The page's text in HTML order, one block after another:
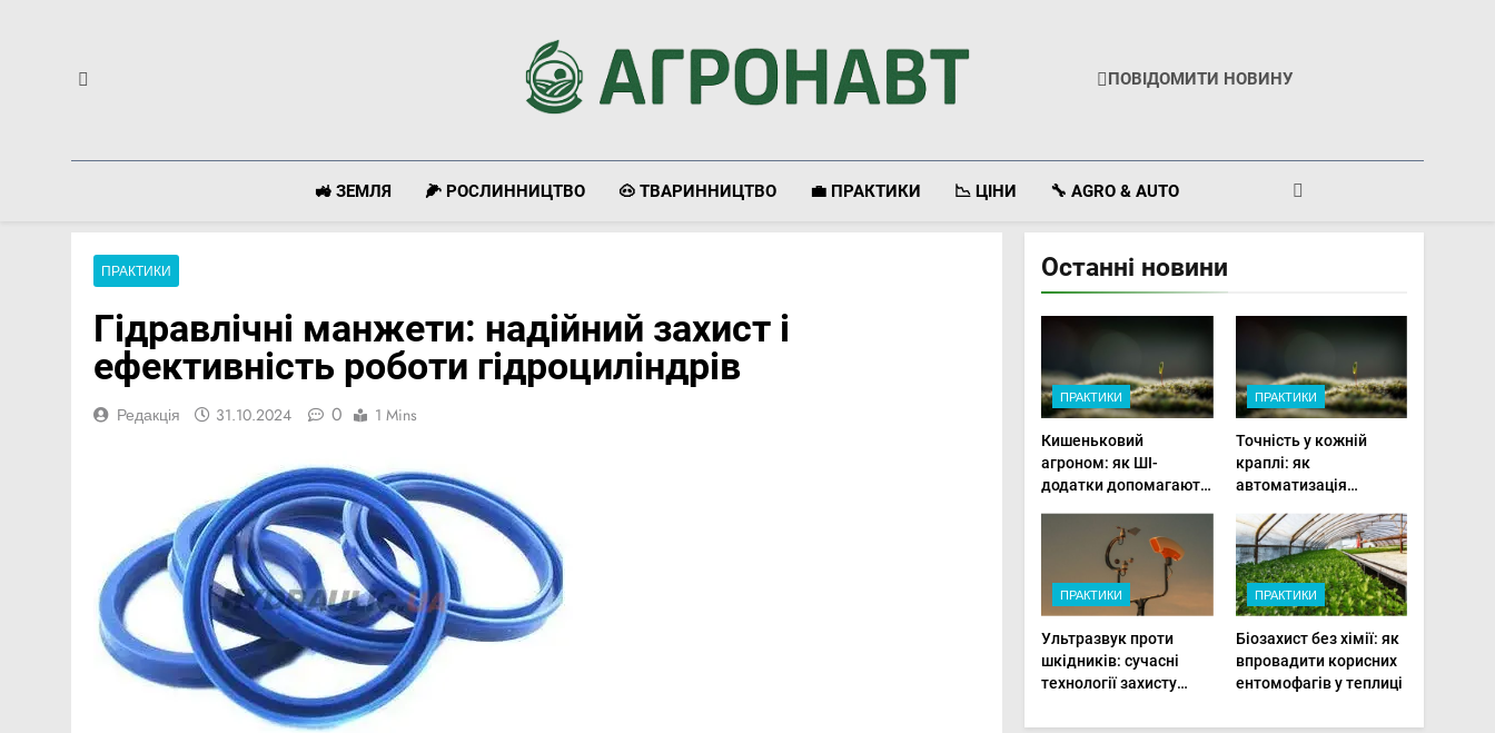
Агронавт
ПОВІДОМИТИ НОВИНУ
🚜 ЗЕМЛЯ 🌽 РОСЛИННИЦТВО 🐽 ТВАРИННИЦТВО 💼 ПРАКТИКИ 📉 ЦІНИ 🔧 AGRO & AUTO
ПРАКТИКИ
Гідравлічні манжети: надійний захист і
ефективність роботи гідроциліндрів
Редакція 31.10.2024 0 1 Mins
Останні новини
ПРАКТИКИ
Кишеньковий
агроном: як ШІ-
додатки допомагають
діагностувати хвороби
рослин миттєво
ПРАКТИКИ
Точність у кожній
краплі: як
автоматизація
прибутки малого
фермера
ПРАКТИКИ
Ультразвук проти
шкідників: сучасні
технології захисту
господарствах
ПРАКТИКИ
Біозахист без хімії: як
впровадити корисних
ентомофагів у теплиці